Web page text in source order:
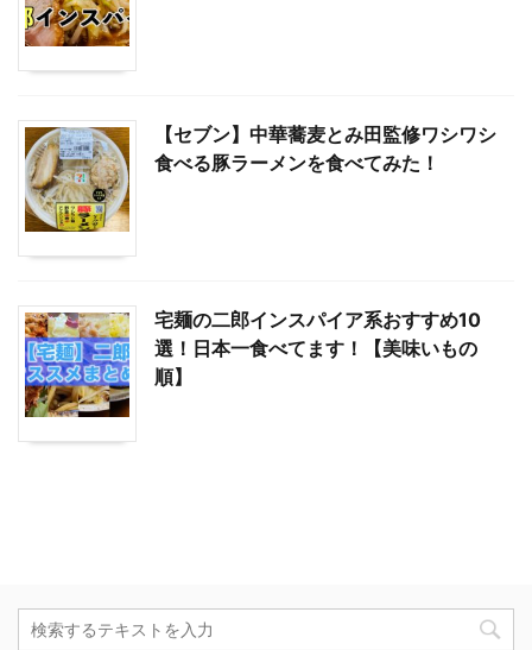
【セブン】中華蕎麦とみ田監修ワシワシ
食べる豚ラーメンを食べてみた！
宅麺の二郎インスパイア系おすすめ10
選！日本一食べてます！【美味いもの
順】